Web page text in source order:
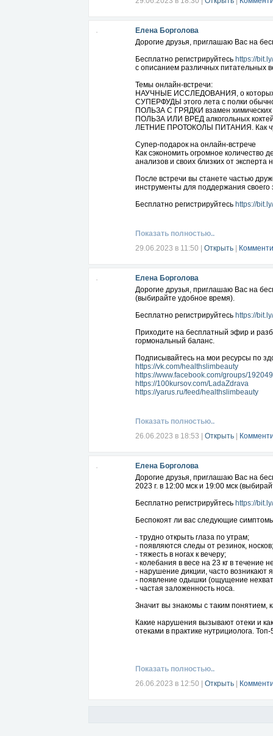
День 3. У меня анемия, что делать?
Анемия, гипотиреоз или дисфункция
Когда дело не в железе:
Можно ли едой вылечить анемию:
Разборы реальных случаев клиентов
Бонус. Меню для восполнения
Бесплатно регистрируйтесьhttps://
https://vk.com/healthslimbeauty
https://www.facebook.com/groups/
https://100kursov.com/LadaZdrava
Елена Борголова
Дорогие друзья, приглашаю Вас на
Бесплатно регистрируйтесь https://
с описанием различных питательных
Темы онлайн-встречи:
НАУЧНЫЕ ИССЛЕДОВАНИЯ, о которых
СУПЕРФУДЫ этого лета с полки
ПОЛЬЗА С ГРЯДКИ взамен химических
ПОЛЬЗА ИЛИ ВРЕД алкогольных
ЛЕТНИЕ ПРОТОКОЛЫ ПИТАНИЯ. Как
Супер-подарок на онлайн-встрече
Как сэкономить огромное количество
анализов и своих близких от эксперта
После встречи вы станете частью
инструменты для поддержания своего
Бесплатно регистрируйтесь https://
https://vk.com/healthslimbeauty
https://www.facebook.com/groups/
https://100kursov.com/LadaZdrava
Показать полностью..
29.06.2023 в 11:50
Открыть
Елена Борголова
Дорогие друзья, приглашаю Вас на
(выбирайте удобное время).
Бесплатно регистрируйтесь https://
Приходите на бесплатный эфир и
гормональный баланс.
Подписывайтесь на мои ресурсы по
https://vk.com/healthslimbeauty
https://www.facebook.com/groups/
https://100kursov.com/LadaZdrava
https://yarus.ru/feed/healthslimbeauty
Показать полностью..
26.06.2023 в 18:53
Открыть
Елена Борголова
Дорогие друзья, приглашаю Вас на
2023 г. в 12:00 мск и 19:00 мск
Бесплатно регистрируйтесь https://
Беспокоят ли вас следующие
- трудно открыть глаза по утрам;
- появляются следы от резинок, носков;
- тяжесть в ногах к вечеру;
- колебания в весе на 23 кг в течение
- нарушение дикции, часто возникают
- появление одышки (ощущение
- частая заложенность носа.
Значит вы знакомы с таким понятием,
Какие нарушения вызывают отеки и
отеками в практике нутрициолога.
- Как распознать отеки от стресса.
- Влияние пищеварения на отеки.
- Гормональная причина отеков.
Показать полностью..
26.06.2023 в 12:50
Открыть